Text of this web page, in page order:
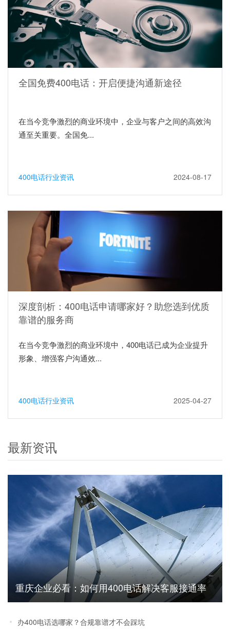
全国免费400电话：开启便捷沟通新途径
在当今竞争激烈的商业环境中，企业与客户之间的高效沟
通至关重要。全国免...
400电话行业资讯 2024-08-17
深度剖析：400电话申请哪家好？助您选到优质
靠谱的服务商
在当今竞争激烈的商业环境中，400电话已成为企业提升
形象、增强客户沟通效...
400电话行业资讯 2025-04-27
最新资讯
重庆企业必看：如何用400电话解决客服接通率
低客户流失难题
办400电话选哪家？合规靠谱才不会踩坑